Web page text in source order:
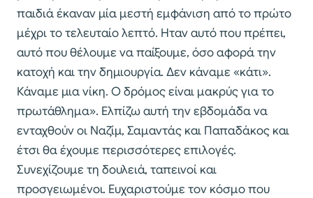
παιδιά έκαναν μία μεστή εμφάνιση από το πρώτο
μέχρι το τελευταίο λεπτό. Ηταν αυτό που πρέπει,
αυτό που θέλουμε να παίξουμε, όσο αφορά την
κατοχή και την δημιουργία. Δεν κάναμε «κάτι».
Κάναμε μια νίκη. Ο δρόμος είναι μακρύς για το
πρωτάθλημα». Ελπίζω αυτή την εβδομάδα να
ενταχθούν οι Ναζίμ, Σαμαντάς και Παπαδάκος και
έτσι θα έχουμε περισσότερες επιλογές.
Συνεχίζουμε τη δουλειά, ταπεινοί και
προσγειωμένοι. Ευχαριστούμε τον κόσμο που